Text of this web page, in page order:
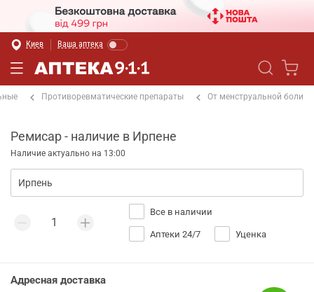
Киев Ваша аптека
Противоревматические препараты От менструальной боли
Ремисар - наличие в Ирпене
Наличие актуально на 13:00
Все в наличии
Аптеки 24/7 Уценка
Адресная доставка